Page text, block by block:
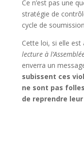
Ce n’est pas une
stratégie de
cycle de
Cette loi, si elle est
lecture à
enverra un
subissent ces
ne sont pas
de reprendre